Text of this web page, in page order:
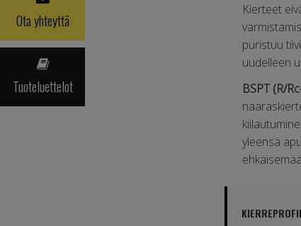
Ota yhteyttä
Tuoteluettelot
Kierteet
puristuu
uudelleen
BSPT (R/
yleensä